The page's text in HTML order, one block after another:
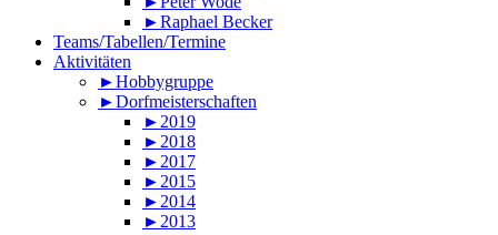
►Raphael Becker
Teams/Tabellen/Termine
Aktivitäten
►Hobbygruppe
►Dorfmeisterschaften
►2019
►2018
►2017
►2015
►2014
►2013